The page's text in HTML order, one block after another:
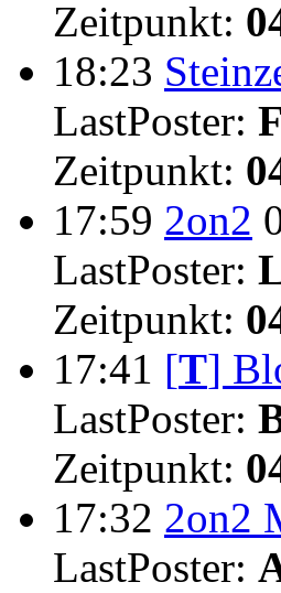
Zeitpunkt:
18:23
LastPoster:
Zeitpunkt:
17:59 2on2
LastPoster:
Zeitpunkt:
17:41 [T]
LastPoster:
Zeitpunkt:
17:32 2on2
LastPoster: